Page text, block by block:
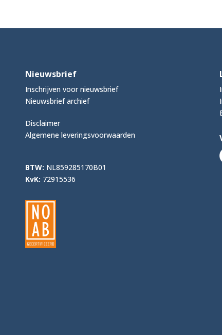
Nieuwsbrief
Inschrijven voor nieuwsbrief
Nieuwsbrief archief
Disclaimer
Algemene leveringsvoorwaarden
BTW: NL859285170B01
KvK: 72915536